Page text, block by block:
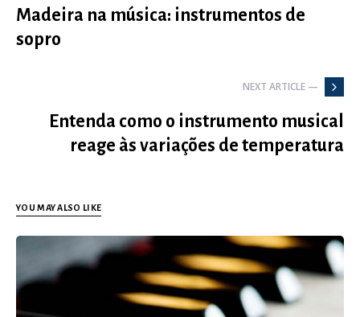
Madeira na música: instrumentos de
sopro
NEXT ARTICLE —
Entenda como o instrumento musical
reage às variações de temperatura
YOU MAY ALSO LIKE